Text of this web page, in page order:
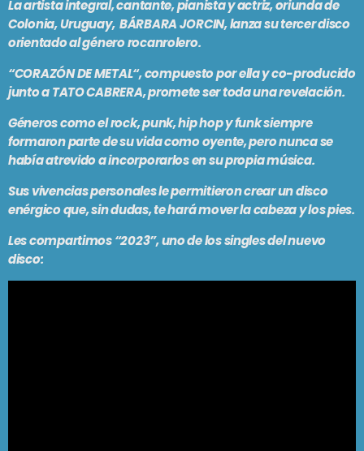
BARCELONA
MALLORCA
PODCASTS
EN VIVO AHORA!
La artista integral, cantante, pianista y actriz, oriunda de
Colonia, Uruguay, BÁRBARA JORCIN, lanza su tercer disco
orientado al género rocanrolero.
“CORAZÓN DE METAL“, compuesto por ella y co-producido
junto aTATO CABRERA,promete ser toda una revelación.
Géneros como el rock, punk, hip hop y funk siempre
formaron parte de su vida como oyente, pero nunca se
había atrevido a incorporarlos en su propia música.
Sus vivencias personales le permitieron crear un disco
enérgico que, sin dudas, te hará mover la cabeza y los pies.
Les compartimos “2023”, uno de los singles del nuevo
disco: